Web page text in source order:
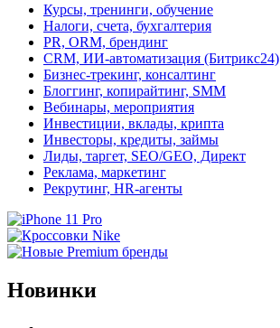
Курсы, тренинги, обучение
Налоги, счета, бухгалтерия
PR, ORM, брендинг
CRM, ИИ-автоматизация (Битрикс24)
Бизнес-трекинг, консалтинг
Блоггинг, копирайтинг, SMM
Вебинары, мероприятия
Инвестиции, вклады, крипта
Инвесторы, кредиты, займы
Лиды, таргет, SEO/GEO, Директ
Реклама, маркетинг
Рекрутинг, HR-агенты
Новинки